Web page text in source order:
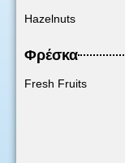
Hazelnuts
Φρέσκα
Fresh Fruits